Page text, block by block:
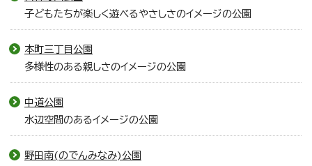
子どもたちが楽しく遊べるやさしさのイメージの公園
本町三丁目公園
多様性のある親しさのイメージの公園
中道公園
水辺空間のあるイメージの公園
野田南(のでんみなみ)公園